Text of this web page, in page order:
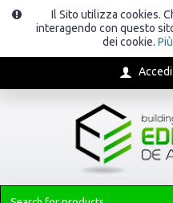
Il Sito utilizza cookies.
interagendo con questo
dei cookie.
Accedi